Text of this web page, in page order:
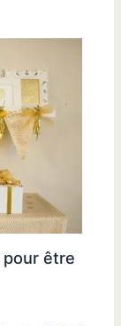
pour être